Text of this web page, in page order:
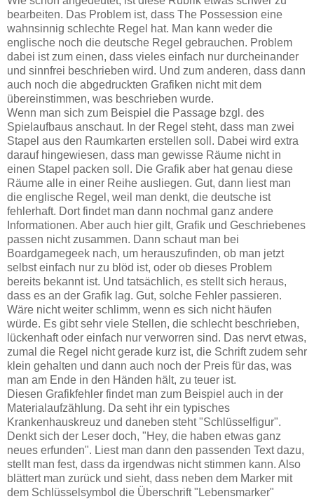
bearbeiten. Das Problem ist, dass The Possession eine
wahnsinnig schlechte Regel hat. Man kann weder die
englische noch die deutsche Regel gebrauchen. Problem
dabei ist zum einen, dass vieles einfach nur durcheinander
und sinnfrei beschrieben wird. Und zum anderen, dass dann
auch noch die abgedruckten Grafiken nicht mit dem
übereinstimmen, was beschrieben wurde.
Wenn man sich zum Beispiel die Passage bzgl. des
Spielaufbaus anschaut. In der Regel steht, dass man zwei
Stapel aus den Raumkarten erstellen soll. Dabei wird extra
darauf hingewiesen, dass man gewisse Räume nicht in
einen Stapel packen soll. Die Grafik aber hat genau diese
Räume alle in einer Reihe ausliegen. Gut, dann liest man
die englische Regel, weil man denkt, die deutsche ist
fehlerhaft. Dort findet man dann nochmal ganz andere
Informationen. Aber auch hier gilt, Grafik und Geschriebenes
passen nicht zusammen. Dann schaut man bei
Boardgamegeek nach, um herauszufinden, ob man jetzt
selbst einfach nur zu blöd ist, oder ob dieses Problem
bereits bekannt ist. Und tatsächlich, es stellt sich heraus,
dass es an der Grafik lag. Gut, solche Fehler passieren.
Wäre nicht weiter schlimm, wenn es sich nicht häufen
würde. Es gibt sehr viele Stellen, die schlecht beschrieben,
lückenhaft oder einfach nur verworren sind. Das nervt etwas,
zumal die Regel nicht gerade kurz ist, die Schrift zudem sehr
klein gehalten und dann auch noch der Preis für das, was
man am Ende in den Händen hält, zu teuer ist.
Diesen Grafikfehler findet man zum Beispiel auch in der
Materialaufzählung. Da seht ihr ein typisches
Krankenhauskreuz und daneben steht "Schlüsselfigur".
Denkt sich der Leser doch, "Hey, die haben etwas ganz
neues erfunden". Liest man dann den passenden Text dazu,
stellt man fest, dass da irgendwas nicht stimmen kann. Also
blättert man zurück und sieht, dass neben dem Marker mit
dem Schlüsselsymbol die Überschrift "Lebensmarker"